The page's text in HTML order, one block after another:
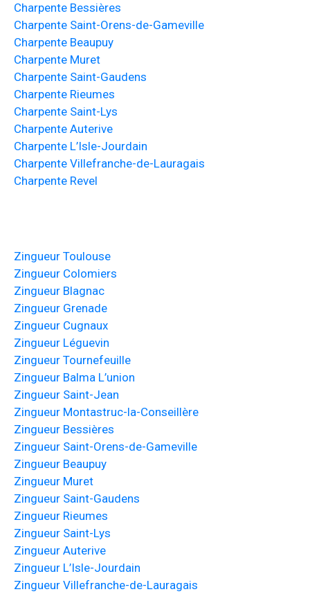
Charpente Bessières
Charpente Saint-Orens-de-Gameville
Charpente Beaupuy
Charpente Muret
Charpente Saint-Gaudens
Charpente Rieumes
Charpente Saint-Lys
Charpente Auterive
Charpente L’Isle-Jourdain
Charpente Villefranche-de-Lauragais
Charpente Revel
Zingueur Toulouse
Zingueur Colomiers
Zingueur Blagnac
Zingueur Grenade
Zingueur Cugnaux
Zingueur Léguevin
Zingueur Tournefeuille
Zingueur Balma L’union
Zingueur Saint-Jean
Zingueur Montastruc-la-Conseillère
Zingueur Bessières
Zingueur Saint-Orens-de-Gameville
Zingueur Beaupuy
Zingueur Muret
Zingueur Saint-Gaudens
Zingueur Rieumes
Zingueur Saint-Lys
Zingueur Auterive
Zingueur L’Isle-Jourdain
Zingueur Villefranche-de-Lauragais